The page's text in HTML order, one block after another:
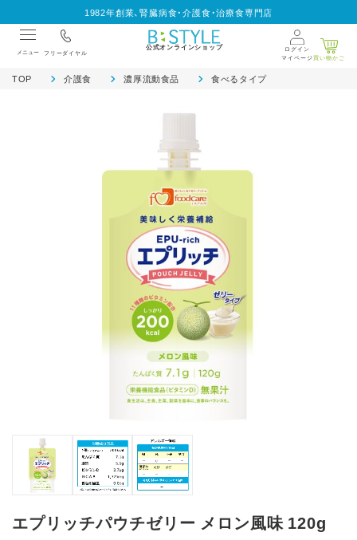
1982年創業、腎臓病食・介護食・治療食専門店
メニュー フリーダイヤル
公式オンラインショップ
ログイン
マイページ買い物かご
TOP 介護食 濃厚流動食品 食べるタイプ
エプリッチパウチゼリー メロン風味 120g